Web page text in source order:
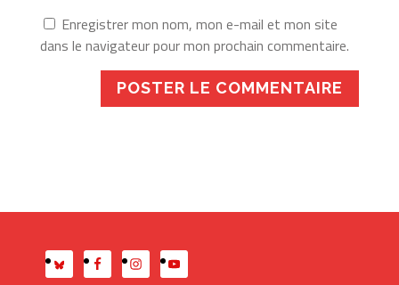
Enregistrer mon nom, mon e-mail et mon site
dans le navigateur pour mon prochain commentaire.